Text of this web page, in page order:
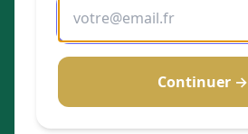
Continuer →